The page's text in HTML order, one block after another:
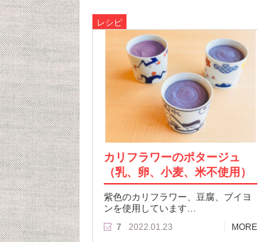
レシピ
カリフラワーのポタージュ
（乳、卵、小麦、米不使用）
紫色のカリフラワー、豆腐、ブイヨ
ンを使用しています…
7 2022.01.23 MORE